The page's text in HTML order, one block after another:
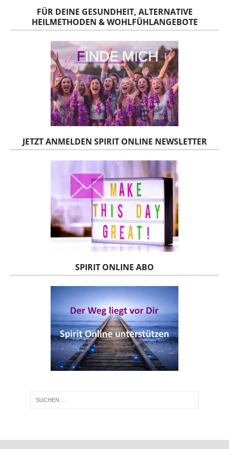
FÜR DEINE GESUNDHEIT, ALTERNATIVE
HEILMETHODEN & WOHLFÜHLANGEBOTE
JETZT ANMELDEN SPIRIT ONLINE NEWSLETTER
SPIRIT ONLINE ABO